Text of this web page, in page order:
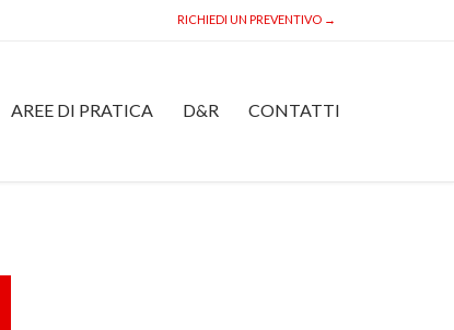
RICHIEDI UN PREVENTIVO →
AREE DI PRATICA D&R CONTATTI